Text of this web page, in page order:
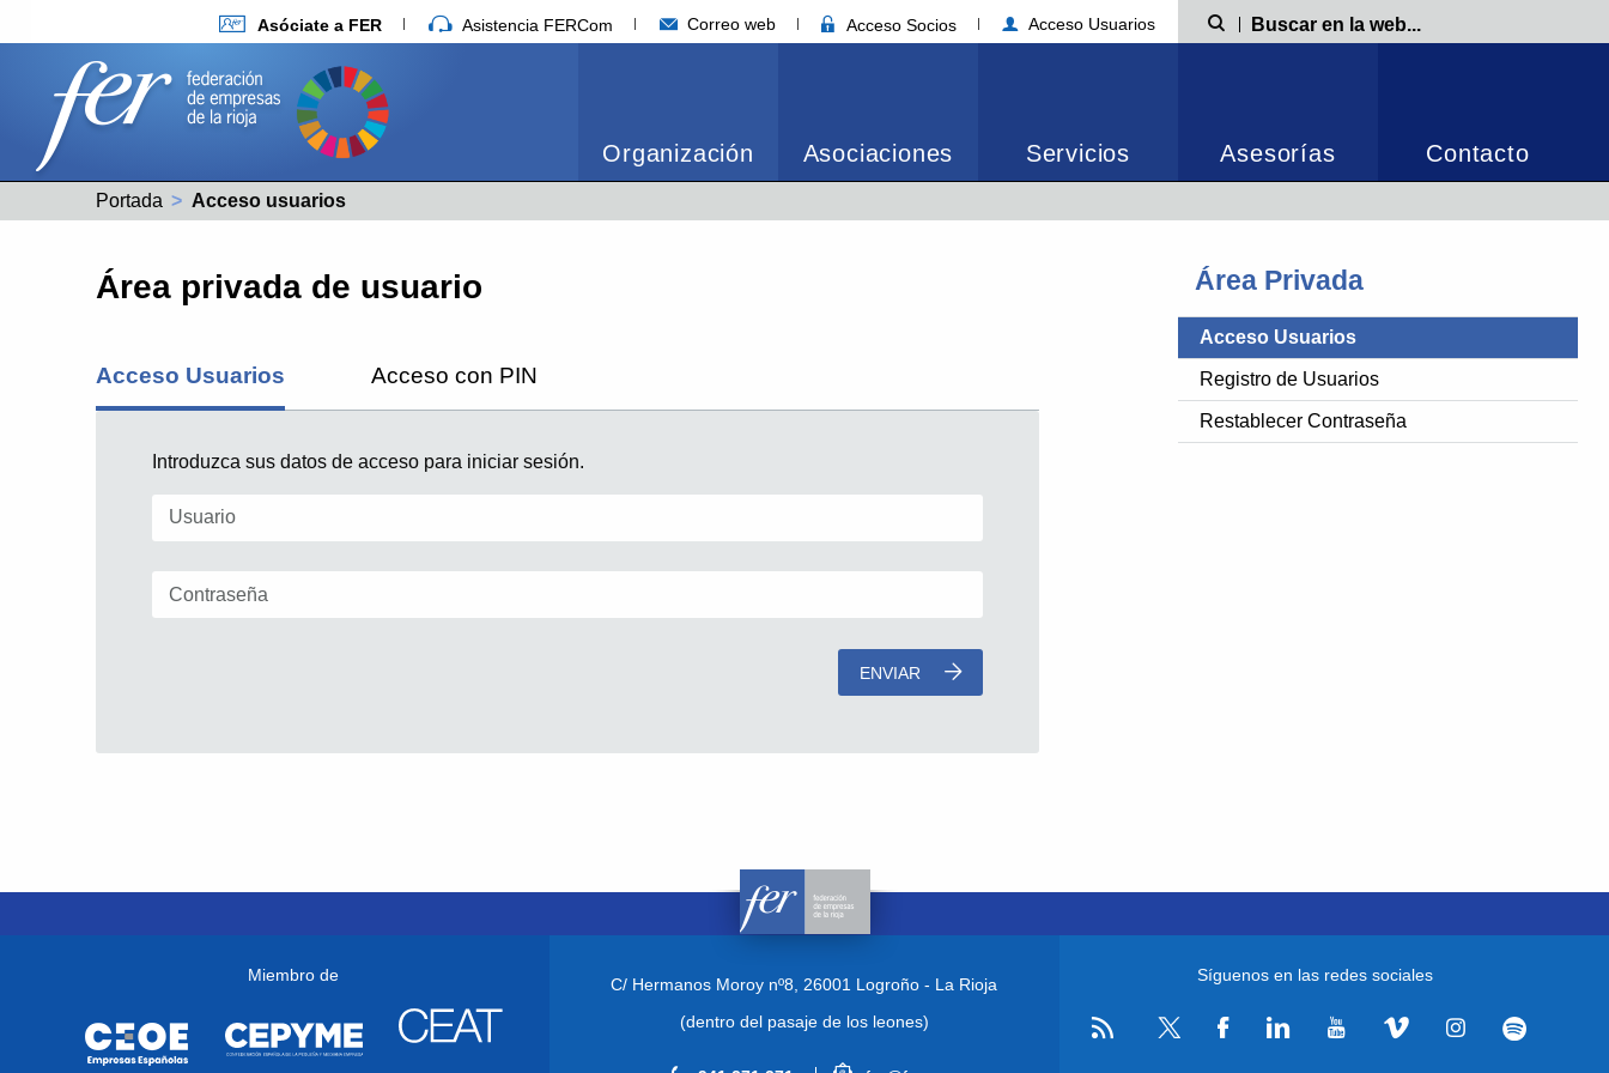
Asóciate a FER Asistencia FERCom Correo web Acceso Socios Acceso Usuarios Búsqueda
Organización Asociaciones Servicios Asesorías Contacto
Portada Actual:
Acceso usuarios
Área Privada
Acceso Usuarios
Registro de Usuarios
Restablecer Contraseña
Área privada de usuario
Acceso Usuarios Acceso con PIN
Introduzca sus datos de acceso para iniciar sesión.
ENVIAR
Miembro de C/ Hermanos Moroy nº8, 26001 Logroño - La Rioja
(dentro del pasaje de los leones)
Síguenos en las redes sociales